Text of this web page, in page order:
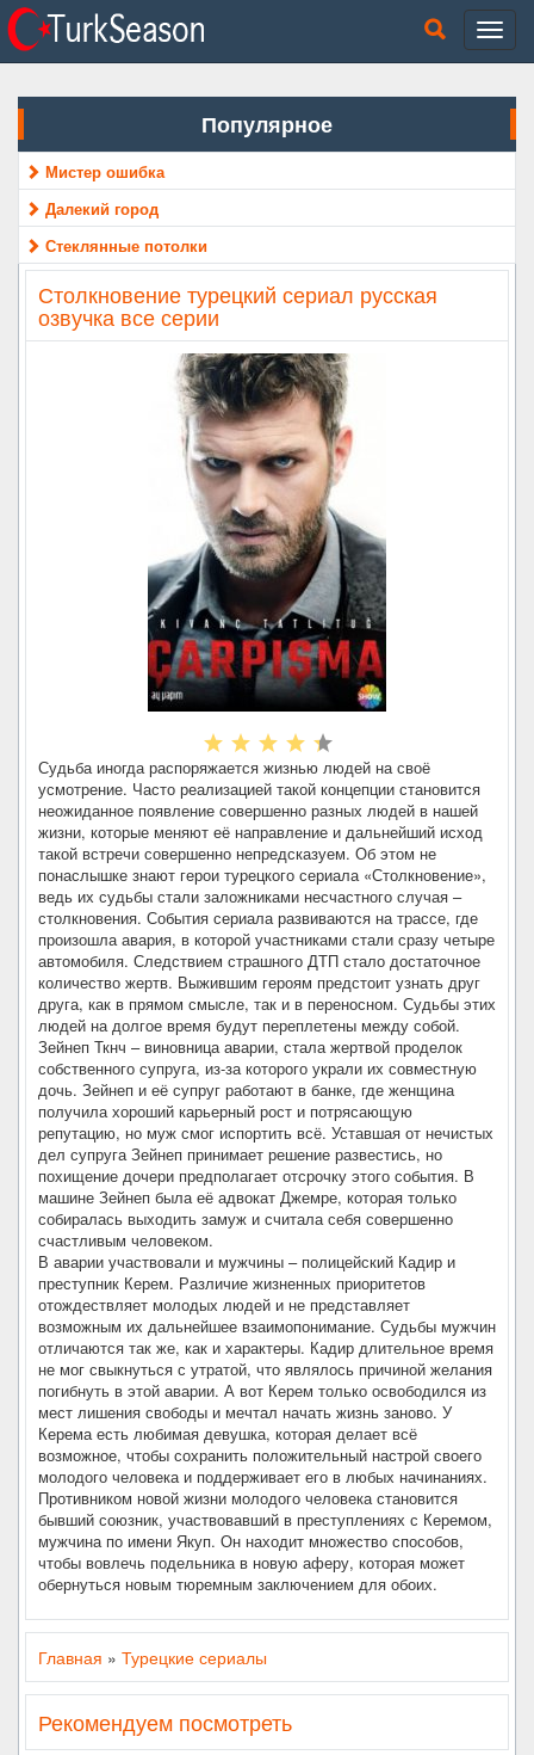
Популярное
Мистер ошибка
Далекий город
Стеклянные потолки
Столкновение турецкий сериал русская
озвучка все серии
Судьба иногда распоряжается жизнью людей на своё
усмотрение. Часто реализацией такой концепции становится
неожиданное появление совершенно разных людей в нашей
жизни, которые меняют её направление и дальнейший исход
такой встречи совершенно непредсказуем. Об этом не
понаслышке знают герои турецкого сериала «Столкновение»,
ведь их судьбы стали заложниками несчастного случая –
столкновения. События сериала развиваются на трассе, где
произошла авария, в которой участниками стали сразу четыре
автомобиля. Следствием страшного ДТП стало достаточное
количество жертв. Выжившим героям предстоит узнать друг
друга, как в прямом смысле, так и в переносном. Судьбы этих
людей на долгое время будут переплетены между собой.
Зейнеп Ткнч – виновница аварии, стала жертвой проделок
собственного супруга, из-за которого украли их совместную
дочь. Зейнеп и её супруг работают в банке, где женщина
получила хороший карьерный рост и потрясающую
репутацию, но муж смог испортить всё. Уставшая от нечистых
дел супруга Зейнеп принимает решение развестись, но
похищение дочери предполагает отсрочку этого события. В
машине Зейнеп была её адвокат Джемре, которая только
собиралась выходить замуж и считала себя совершенно
счастливым человеком.
В аварии участвовали и мужчины – полицейский Кадир и
преступник Керем. Различие жизненных приоритетов
отождествляет молодых людей и не представляет
возможным их дальнейшее взаимопонимание. Судьбы мужчин
отличаются так же, как и характеры. Кадир длительное время
не мог свыкнуться с утратой, что являлось причиной желания
погибнуть в этой аварии. А вот Керем только освободился из
мест лишения свободы и мечтал начать жизнь заново. У
Керема есть любимая девушка, которая делает всё
возможное, чтобы сохранить положительный настрой своего
молодого человека и поддерживает его в любых начинаниях.
Противником новой жизни молодого человека становится
бывший союзник, участвовавший в преступлениях с Керемом,
мужчина по имени Якуп. Он находит множество способов,
чтобы вовлечь подельника в новую аферу, которая может
обернуться новым тюремным заключением для обоих.
Главная » Турецкие сериалы
Рекомендуем посмотреть